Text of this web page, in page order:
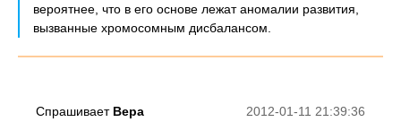
вероятнее, что в его основе лежат аномалии развития,
вызванные хромосомным дисбалансом.
2012-01-11 21:39:36
Спрашивает Вера